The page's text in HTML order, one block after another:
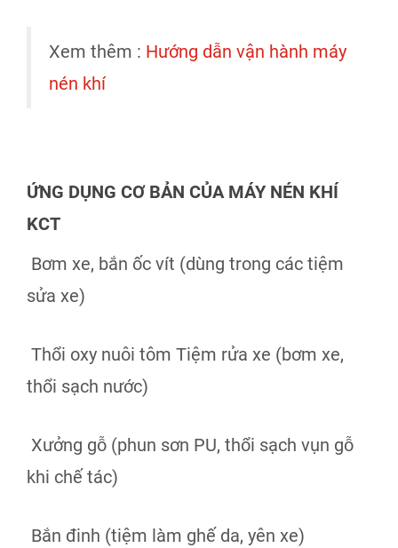
Xem thêm : Hướng dẫn vận hành máy
nén khí
ỨNG DỤNG CƠ BẢN CỦA MÁY NÉN KHÍ
KCT
Bơm xe, bắn ốc vít (dùng trong các tiệm
sửa xe)
Thổi oxy nuôi tôm Tiệm rửa xe (bơm xe,
thổi sạch nước)
Xưởng gỗ (phun sơn PU, thổi sạch vụn gỗ
khi chế tác)
Bắn đinh (tiệm làm ghế da, yên xe)